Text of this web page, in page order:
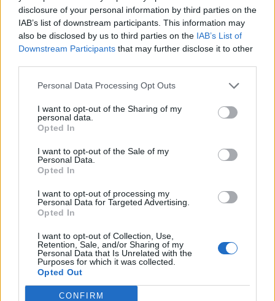
disclosure of your personal information by third parties on the
IAB’s list of downstream participants. This information may
also be disclosed by us to third parties on the IAB’s List of
Downstream Participants that may further disclose it to other
Personal Data Processing Opt Outs
I want to opt-out of the Sharing of my
personal data.
Opted In
I want to opt-out of the Sale of my
Personal Data.
Opted In
I want to opt-out of processing my
Personal Data for Targeted Advertising.
Opted In
I want to opt-out of Collection, Use,
Retention, Sale, and/or Sharing of my
Personal Data that Is Unrelated with the
Purposes for which it was collected.
Opted Out
CONFIRM
Jaki jest Twój największy lęk według
znaku zodiaku?
Wybierz swój znak zodiaku i sprawdź, czy Twoje
lęki faktycznie pokrywają się z założeniami horo...
56 lat temu
Jak postrzegają Cię ludzie z bliskiego
otoczenia?
Co przychodzi na myśl Twoim przyjaciołom i
wszystkim...
Zaczytana w filmach
56 lat temu